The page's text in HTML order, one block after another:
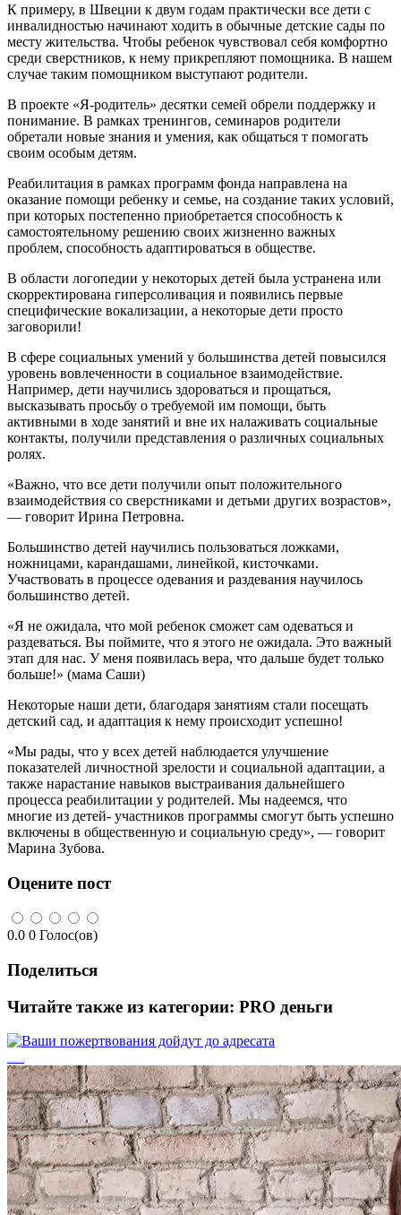
К примеру, в Швеции к двум годам практически все дети с
инвалидностью начинают ходить в обычные детские сады по
месту жительства. Чтобы ребенок чувствовал себя комфортно
среди сверстников, к нему прикрепляют помощника. В нашем
случае таким помощником выступают родители.
В проекте «Я-родитель» десятки семей обрели поддержку и
понимание. В рамках тренингов, семинаров родители
обретали новые знания и умения, как общаться т помогать
своим особым детям.
Реабилитация в рамках программ фонда направлена на
оказание помощи ребенку и семье, на создание таких условий,
при которых постепенно приобретается способность к
самостоятельному решению своих жизненно важных
проблем, способность адаптироваться в обществе.
В области логопедии у некоторых детей была устранена или
скорректирована гиперсоливация и появились первые
специфические вокализации, а некоторые дети просто
заговорили!
В сфере социальных умений у большинства детей повысился
уровень вовлеченности в социальное взаимодействие.
Например, дети научились здороваться и прощаться,
высказывать просьбу о требуемой им помощи, быть
активными в ходе занятий и вне их налаживать социальные
контакты, получили представления о различных социальных
ролях.
«Важно, что все дети получили опыт положительного
взаимодействия со сверстниками и детьми других возрастов»,
— говорит Ирина Петровна.
Большинство детей научились пользоваться ложками,
ножницами, карандашами, линейкой, кисточками.
Участвовать в процессе одевания и раздевания научилось
большинство детей.
«Я не ожидала, что мой ребенок сможет сам одеваться и
раздеваться. Вы поймите, что я этого не ожидала. Это важный
этап для нас. У меня появилась вера, что дальше будет только
больше!» (мама Саши)
Некоторые наши дети, благодаря занятиям стали посещать
детский сад, и адаптация к нему происходит успешно!
«Мы рады, что у всех детей наблюдается улучшение
показателей личностной зрелости и социальной адаптации, а
также нарастание навыков выстраивания дальнейшего
процесса реабилитации у родителей. Мы надеемся, что
многие из детей- участников программы смогут быть успешно
включены в общественную и социальную среду», — говорит
Марина Зубова.
Оцените пост
0.0 0 Голос(ов)
Поделиться
Читайте также из категории: PRO деньги